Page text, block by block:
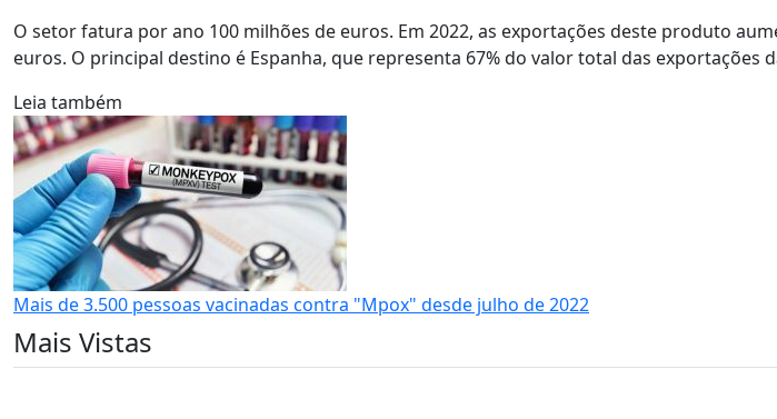
O setor fatura por ano 100 milhões de euros. Em 2022, as exportações deste produto
euros. O principal destino é Espanha, que representa 67% do valor total das exportações
Leia também
Mais de 3.500 pessoas vacinadas contra "Mpox" desde julho de 2022
Mais Vistas